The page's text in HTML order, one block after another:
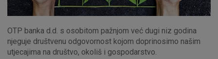
OTP banka d.d. s osobitom pažnjom već dugi niz godina
njeguje društvenu odgovornost kojom doprinosimo našim
utjecajima na društvo, okoliš i gospodarstvo.